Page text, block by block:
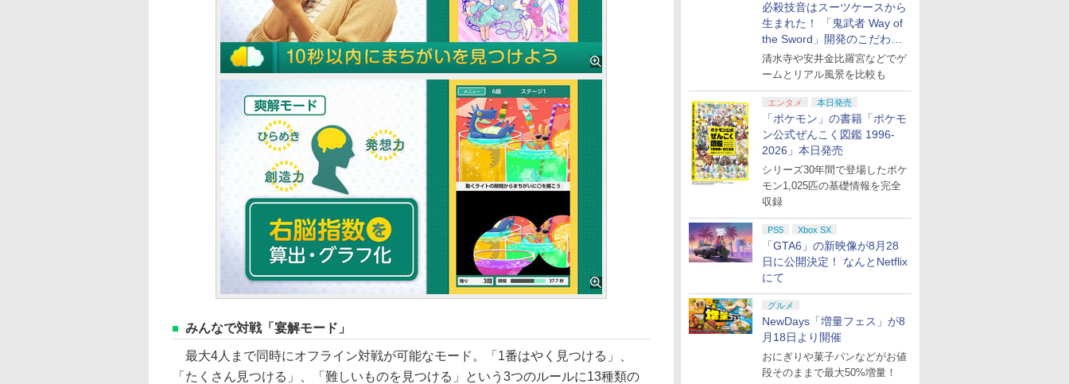
必殺技音はスーツケースから
生まれた！ 「鬼武者 Way of
the Sword」開発のこだわり
を目撃！
清水寺や安井金比羅宮などでゲ
ームとリアル風景を比較も
エンタメ 本日発売
「ポケモン」の書籍「ポケモ
ン公式ぜんこく図鑑 1996-
2026」本日発売
シリーズ30年間で登場したポケ
モン1,025匹の基礎情報を完全
収録
PS5 Xbox SX
「GTA6」の新映像が8月28
日に公開決定！ なんとNetflix
にて
グルメ
NewDays「増量フェス」が8
月18日より開催
おにぎりや菓子パンなどがお値
段そのままで最大50%増量！
みんなで対戦「宴解モード」
最大4人まで同時にオフライン対戦が可能なモード。「1番はやく見つける」、
「たくさん見つける」、「難しいものを見つける」という3つのルールに13種類の